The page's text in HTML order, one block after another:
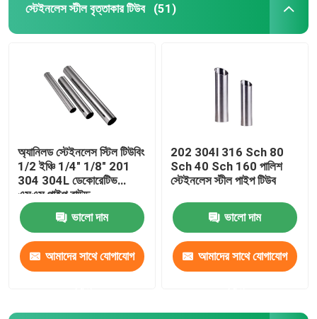
স্টেইনলেস স্টীল বৃত্তাকার টিউব (51)
অ্যানিলড স্টেইনলেস স্টিল টিউবিং
1/2 ইঞ্চি 1/4" 1/8" 201
304 304L ডেকোরেটিভ
এসএস পাইপ রাউন্ড
ভালো দাম
আমাদের সাথে যোগাযোগ
202 304l 316 Sch 80
Sch 40 Sch 160 পালিশ
স্টেইনলেস স্টীল পাইপ টিউব
ভালো দাম
আমাদের সাথে যোগাযোগ